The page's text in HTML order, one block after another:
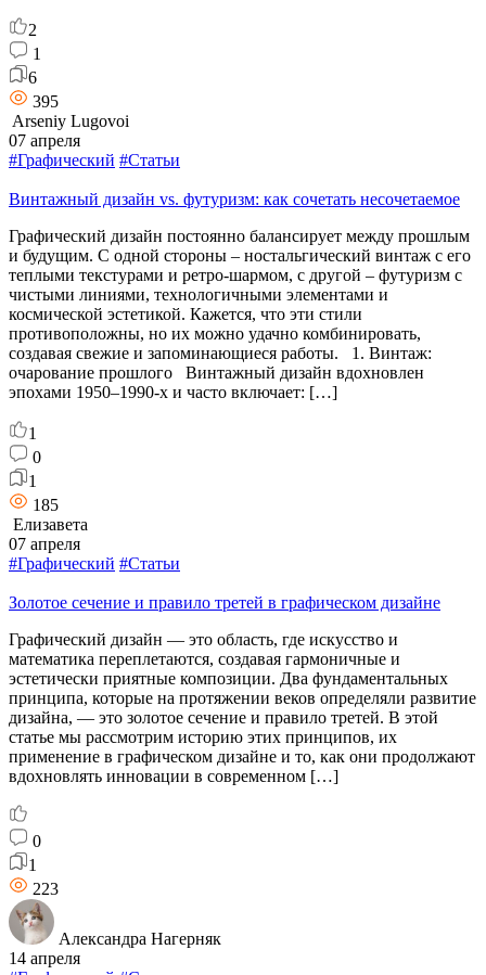
2
1
6
395
Arseniy Lugovoi
07 апреля
#Графический #Статьи
Винтажный дизайн vs. футуризм: как сочетать несочетаемое
Графический дизайн постоянно балансирует между прошлым
и будущим. С одной стороны – ностальгический винтаж с его
теплыми текстурами и ретро-шармом, с другой – футуризм с
чистыми линиями, технологичными элементами и
космической эстетикой. Кажется, что эти стили
противоположны, но их можно удачно комбинировать,
создавая свежие и запоминающиеся работы. 1. Винтаж:
очарование прошлого Винтажный дизайн вдохновлен
эпохами 1950–1990-х и часто включает: […]
1
0
1
185
Елизавета
07 апреля
#Графический #Статьи
Золотое сечение и правило третей в графическом дизайне
Графический дизайн — это область, где искусство и
математика переплетаются, создавая гармоничные и
эстетически приятные композиции. Два фундаментальных
принципа, которые на протяжении веков определяли развитие
дизайна, — это золотое сечение и правило третей. В этой
статье мы рассмотрим историю этих принципов, их
применение в графическом дизайне и то, как они продолжают
вдохновлять инновации в современном […]
0
1
223
Александра Нагерняк
14 апреля